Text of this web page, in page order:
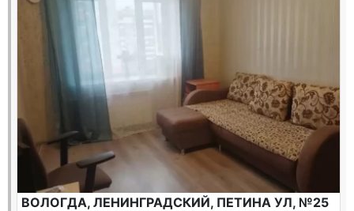
ВОЛОГДА, ЛЕНИНГРАДСКИЙ, ПЕТИНА УЛ, №25